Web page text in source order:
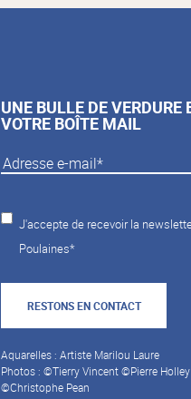
UNE BULLE DE
VOTRE BOÎTE MAIL
J'accepte de recevoir la
Poulaines*
RESTONS EN CONTACT
Aquarelles : Artiste Marilou Laure
Photos : ©Tierry Vincent ©Pierre
©Christophe Pean